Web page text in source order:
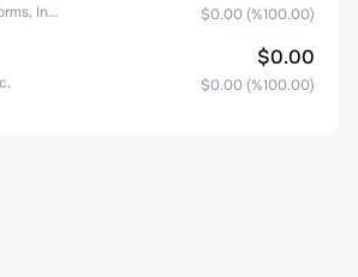
Meta Platforms, Inc. Class A Common Stock $0.00 (%100.00)
$0.00
$0.00 (%100.00)